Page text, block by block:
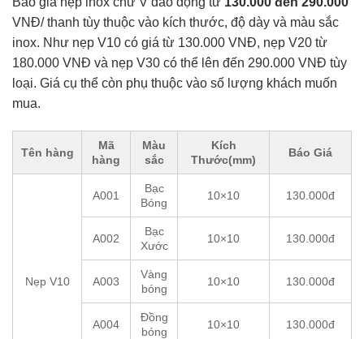
VNĐ/ thanh tùy thuộc vào kích thước, độ dày và màu sắc
inox. Như nẹp V10 có giá từ 130.000 VNĐ, nẹp V20 từ
180.000 VNĐ và nẹp V30 có thể lên đến 290.000 VNĐ tùy
loại. Giá cụ thể còn phụ thuộc vào số lượng khách muốn
mua.
Tên hàng
Mã
hàng
Màu
sắc
Kích
Thước(mm)
Báo Giá
Nẹp V10
A001
Bạc
Bóng
10×10 130.000đ
A002
Bạc
Xước
10×10 130.000đ
A003
Vàng
bóng
10×10 130.000đ
A004
Đồng
bóng
10×10 130.000đ